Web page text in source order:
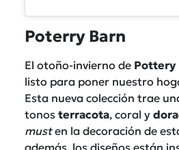
Poterry Barn
El otoño-invierno de Pottery
listo para poner nuestro
Esta nueva colección trae
tonos terracota, coral y
musten la decoración de
además, los diseños están